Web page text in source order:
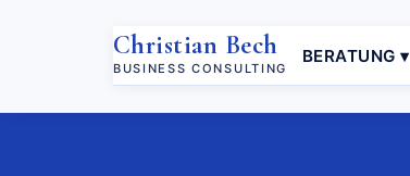
Christian Bech
BUSINESS CONSULTING
BERATUNG ▾